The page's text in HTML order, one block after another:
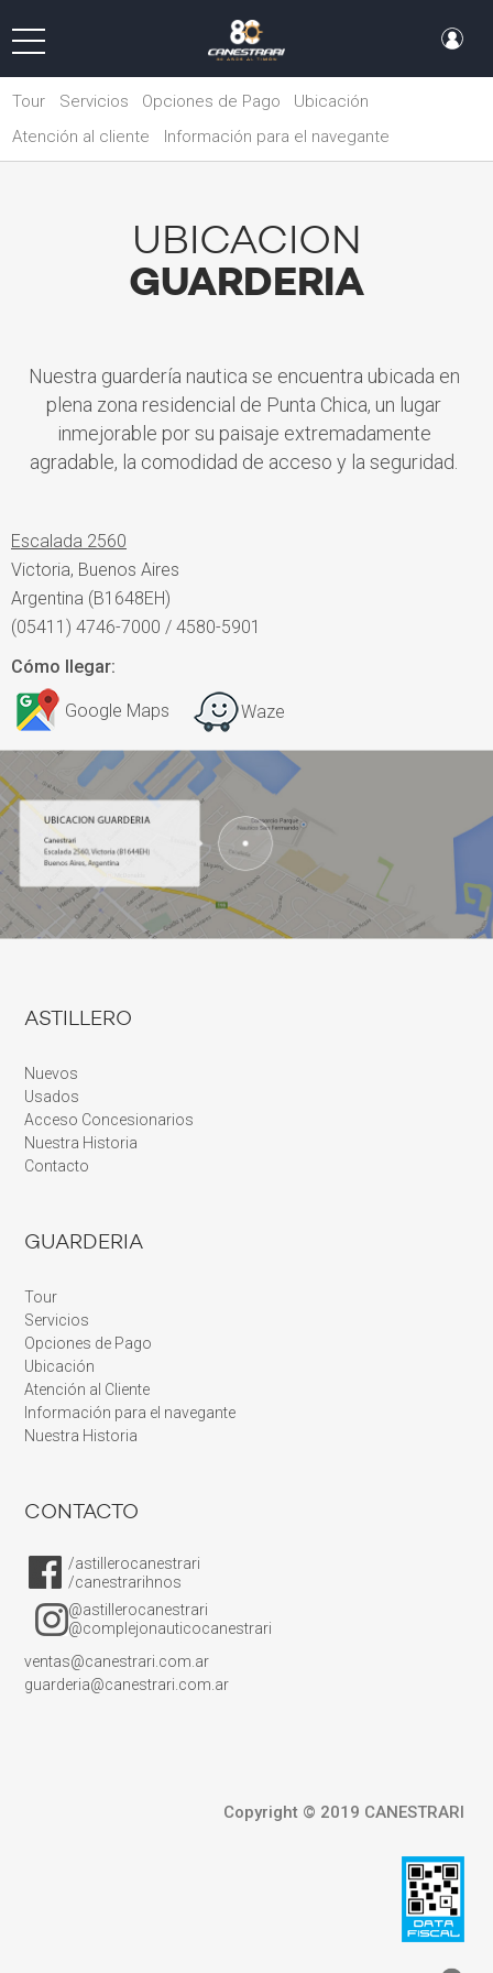
Tour Servicios Opciones de Pago
Ubicación
Atención al cliente
Información para el navegante
UBICACION
GUARDERIA
Nuestra guardería nautica se encuentra ubicada en
plena zona residencial de Punta Chica, un lugar
inmejorable por su paisaje extremadamente
agradable, la comodidad de acceso y la seguridad.
Escalada 2560
Victoria, Buenos Aires
Argentina (B1648EH)
(05411) 4746-7000 / 4580-5901
Cómo llegar:
Google Maps Waze
ASTILLERO
Nuevos
Usados
Acceso Concesionarios
Nuestra Historia
Contacto
GUARDERIA
Tour
Servicios
Opciones de Pago
Ubicación
Atención al Cliente
Información para el navegante
Nuestra Historia
CONTACTO
/astillerocanestrari
/canestrarihnos
@astillerocanestrari
@complejonauticocanestrari
ventas@canestrari.com.ar
guarderia@canestrari.com.ar
Copyright © 2019 CANESTRARI